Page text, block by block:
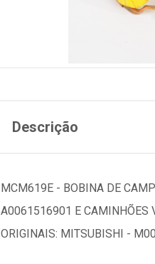
Descrição
MCM619E - BOBINA DE
A0061516901 E CAMINHÕES
ORIGINAIS: MITSUBISHI -